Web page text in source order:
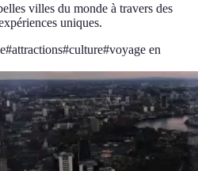
villes du monde à travers des
uniques.
#attractions#culture#voyage en